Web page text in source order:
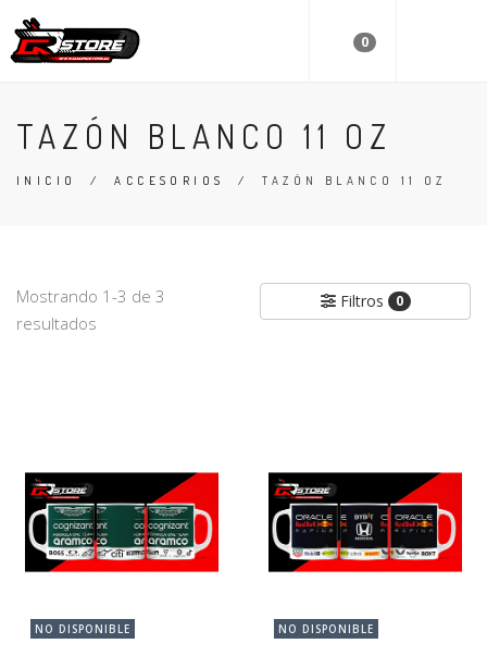
0
TAZÓN BLANCO 11 OZ
INICIO /ACCESORIOS /TAZÓN BLANCO 11 OZ
Mostrando 1-3 de 3
resultados
Filtros 0
NO DISPONIBLE NO DISPONIBLE